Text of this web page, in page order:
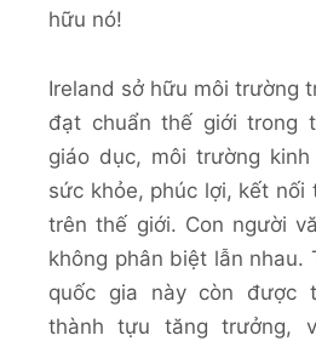
hữu nó!
Ireland sở hữu môi trường
đạt chuẩn thế giới trong
giáo dục, môi trường
sức khỏe, phúc lợi, kết nối
trên thế giới. Con người
không phân biệt lẫn nhau.
quốc gia này còn được
thành tựu tăng trưởng,